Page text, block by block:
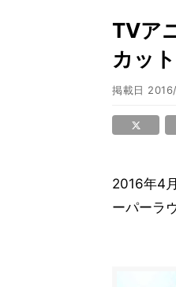
TVア
カッ
掲載日
2016年4
ーパーラ